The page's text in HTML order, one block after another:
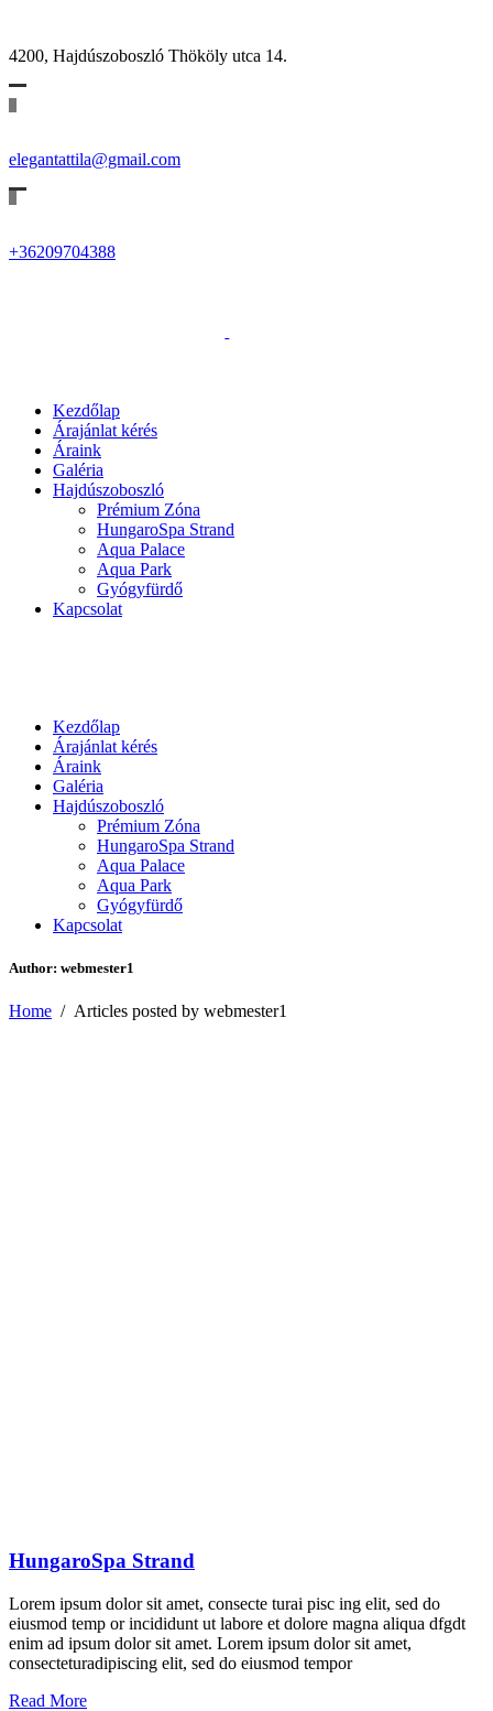
4200, Hajdúszoboszló Thököly utca 14.
elegantattila@gmail.com
+36209704388
Kezdőlap
Árajánlat kérés
Áraink
Galéria
Hajdúszoboszló
Prémium Zóna
HungaroSpa Strand
Aqua Palace
Aqua Park
Gyógyfürdő
Kapcsolat
Kezdőlap
Árajánlat kérés
Áraink
Galéria
Hajdúszoboszló
Prémium Zóna
HungaroSpa Strand
Aqua Palace
Aqua Park
Gyógyfürdő
Kapcsolat
Author: webmester1
Home / Articles posted by webmester1
HungaroSpa Strand
Lorem ipsum dolor sit amet, consecte turai pisc ing elit, sed do
eiusmod temp or incididunt ut labore et dolore magna aliqua dfgdt
enim ad ipsum dolor sit amet. Lorem ipsum dolor sit amet,
consecteturadipiscing elit, sed do eiusmod tempor
Read More